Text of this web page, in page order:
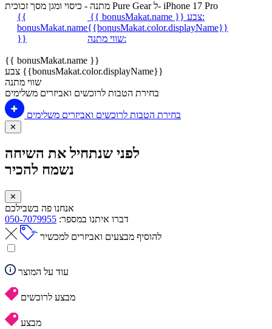
מתנה - כיסוי ומגן מסך זכוכית Pure Gear ל- iPhone 17 Pro
{{
bonusMakat.name
}}
{{ bonusMakat.name }}
צבע:
{{bonusMakat.color.displayName}}
שווי מתנה:
{{ bonusMakat.name }}
צבע {{bonusMakat.color.displayName}}
שווי מתנה
בחירת הטבות לרוכשים ואביזרים משלימים
בחירת הטבות לרוכשים ואביזרים משלימים
✕
לפני שנתחיל את השיחה
נשמח להכיר
✕
אנחנו פה בשבילכם
דברו איתנו במספר: 050-7079955
להוסיף מבצעים ואביזרים למכשיר
עוד על המוצר
מבצע לרוכשים
מבצע